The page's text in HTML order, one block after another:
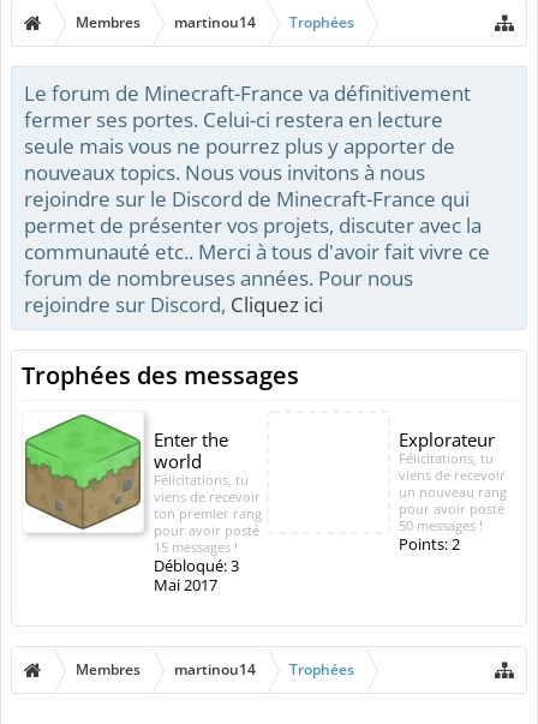
Membres martinou14 Trophées
Le forum de Minecraft-France va définitivement
fermer ses portes. Celui-ci restera en lecture
seule mais vous ne pourrez plus y apporter de
nouveaux topics. Nous vous invitons à nous
rejoindre sur le Discord de Minecraft-France qui
permet de présenter vos projets, discuter avec la
communauté etc.. Merci à tous d'avoir fait vivre ce
forum de nombreuses années. Pour nous
rejoindre sur Discord, Cliquez ici
Trophées des messages
Enter the
world
Félicitations, tu
viens de recevoir
ton premier rang
pour avoir posté
15 messages !
Débloqué:3
Mai 2017
Explorateur
Félicitations, tu
viens de recevoir
un nouveau rang
pour avoir posté
50 messages !
Points: 2
Membres martinou14 Trophées